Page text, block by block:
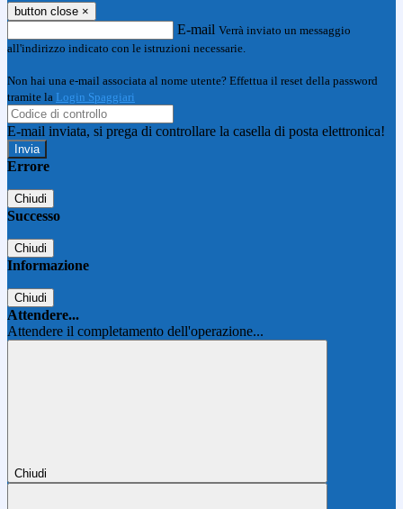
button close ×
E-mail Verrà inviato un messaggio
all'indirizzo indicato con le istruzioni necessarie.
Non hai una e-mail associata al nome utente? Effettua il reset della password
tramite la Login Spaggiari
E-mail inviata, si prega di controllare la casella di posta elettronica!
Errore
Chiudi
Successo
Chiudi
Informazione
Chiudi
Attendere...
Attendere il completamento dell'operazione...
Chiudi